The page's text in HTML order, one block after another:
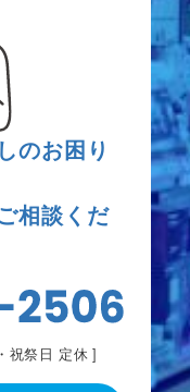
のお困り
相談くだ
祝祭日 定休 ]